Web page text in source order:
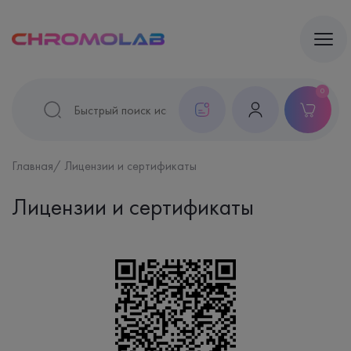
0
Главная Лицензии и сертификаты
Лицензии и сертификаты